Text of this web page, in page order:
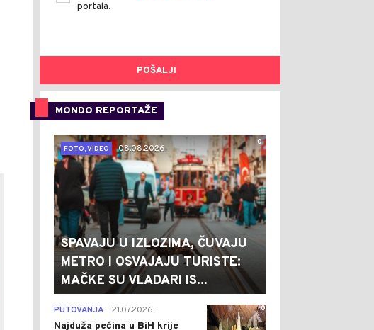
portala.
POŠALJI
MONDO REPORTAŽE
0
FOTO, VIDEO
08.08.2026.
SPAVAJU U IZLOZIMA, ČUVAJU
METRO I OSVAJAJU TURISTE:
MAČKE SU VLADARI IS...
0
PUTOVANJA 21.07.2026.
Najduža pećina u BiH krije